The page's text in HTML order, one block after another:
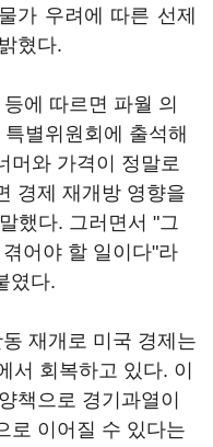
가 우려에 따른 선제
혔다.
에 따르면 파월 의
별위원회에 출석해
머와 가격이 정말로
경제 재개방 영향을
했다. 그러면서 "그
어야 할 일이다"라
였다.
재개로 미국 경제는
서 회복하고 있다. 이
책으로 경기과열이
로 이어질 수 있다는